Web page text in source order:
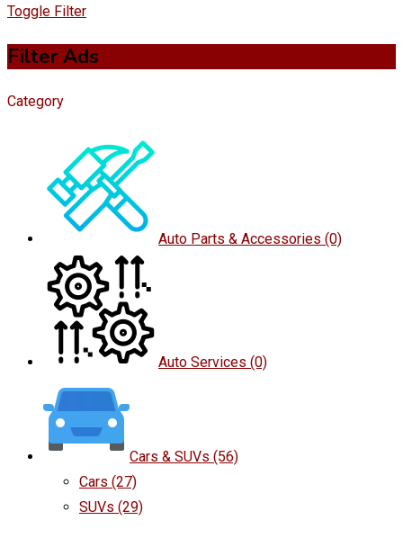
Toggle Filter
Filter Ads
Category
Auto Parts & Accessories (0)
Auto Services (0)
Cars & SUVs (56)
Cars (27)
SUVs (29)